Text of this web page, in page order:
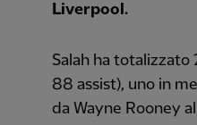
Liverpool.
Salah ha totalizzato
88 assist), uno in
da Wayne Rooney